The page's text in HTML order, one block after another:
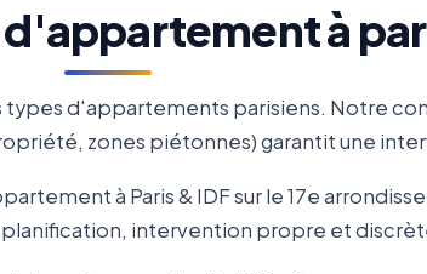
à
types d'appartements parisiens. Notre
zones piétonnes) garantit une
à Paris & IDF sur le 17e
intervention propre et